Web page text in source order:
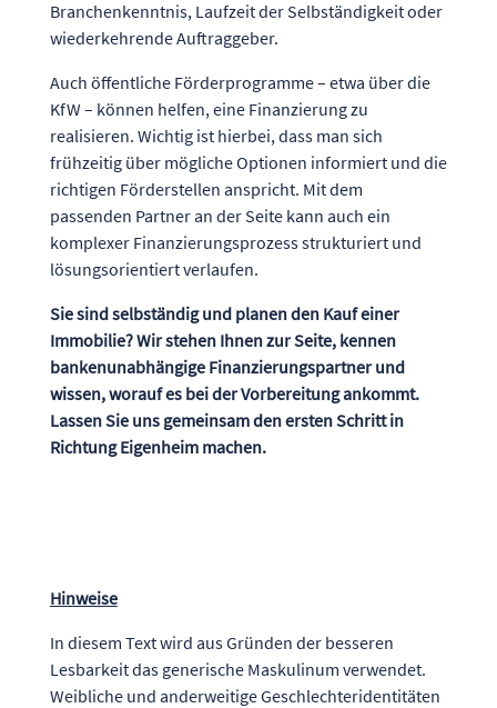
Branchenkenntnis, Laufzeit der Selbständigkeit oder
wiederkehrende Auftraggeber.
Auch öffentliche Förderprogramme – etwa über die
KfW – können helfen, eine Finanzierung zu
realisieren. Wichtig ist hierbei, dass man sich
frühzeitig über mögliche Optionen informiert und die
richtigen Förderstellen anspricht. Mit dem
passenden Partner an der Seite kann auch ein
komplexer Finanzierungsprozess strukturiert und
lösungsorientiert verlaufen.
Sie sind selbständig und planen den Kauf einer
Immobilie? Wir stehen Ihnen zur Seite, kennen
bankenunabhängige Finanzierungspartner und
wissen, worauf es bei der Vorbereitung ankommt.
Lassen Sie uns gemeinsam den ersten Schritt in
Richtung Eigenheim machen.
Hinweise
In diesem Text wird aus Gründen der besseren
Lesbarkeit das generische Maskulinum verwendet.
Weibliche und anderweitige Geschlechteridentitäten